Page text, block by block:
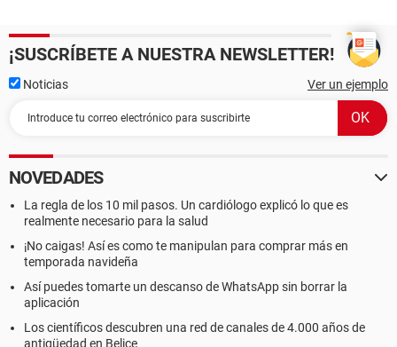
¡SUSCRÍBETE A NUESTRA NEWSLETTER!
Noticias Ver un ejemplo
NOVEDADES
La regla de los 10 mil pasos. Un cardiólogo explicó lo que es
realmente necesario para la salud
¡No caigas! Así es como te manipulan para comprar más en
temporada navideña
Así puedes tomarte un descanso de WhatsApp sin borrar la
aplicación
Los científicos descubren una red de canales de 4.000 años de
antigüedad en Belice